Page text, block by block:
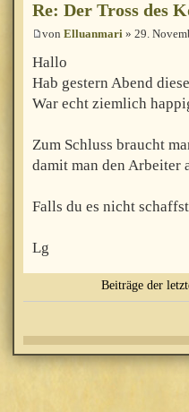
Re: Der Tross des
von Elluanmari » 29.
Hallo
Hab gestern Abend
War echt ziemlich
Zum Schluss braucht
damit man den Arbeiter
Falls du es nicht
Lg
Beiträge der